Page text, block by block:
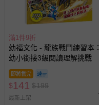
滿1件9折
幼福文化 - 龍族戰鬥練習本：
幼小銜接3級閱讀理解挑戰
即將售完
$141 $199
最新上架